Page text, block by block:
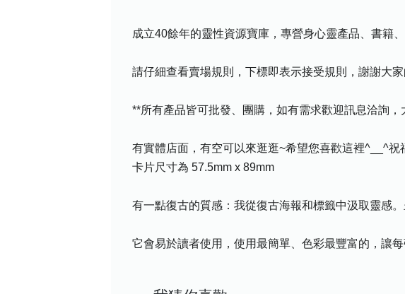
成立40餘年的靈性資源寶庫，專營身心靈產品、書籍
請仔細查看賣場規則，下標即表示接受規則，謝謝大
**所有產品皆可批發、團購，如有需求歡迎訊息洽詢，
有實體店面，有空可以來逛逛~希望您喜歡這裡^__^祝
卡片尺寸為 57.5mm x 89mm
有一點復古的質感：我從復古海報和標籤中汲取靈感。
它會易於讀者使用，使用最簡單、色彩最豐富的，讓